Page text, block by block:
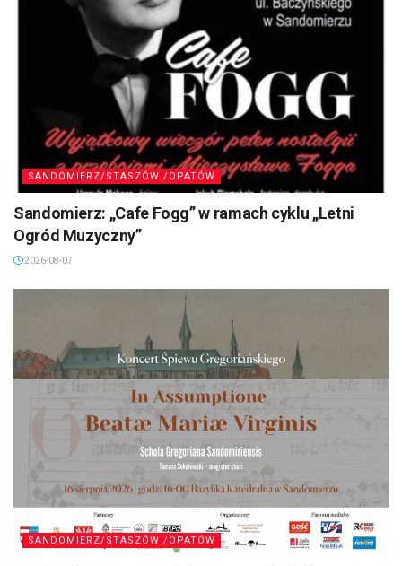
SANDOMIERZ/STASZÓW /OPATÓW
Sandomierz: „Cafe Fogg” w ramach cyklu „Letni
Ogród Muzyczny”
2026-08-07
SANDOMIERZ/STASZÓW /OPATÓW